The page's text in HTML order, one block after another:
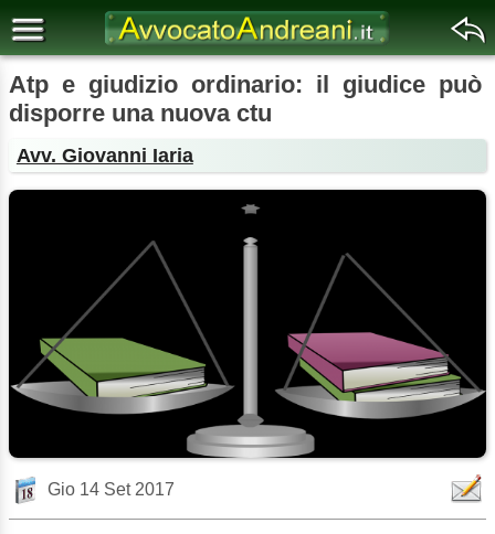
Atp e giudizio ordinario: il giudice può
disporre una nuova ctu
Avv. Giovanni Iaria
Gio 14 Set 2017